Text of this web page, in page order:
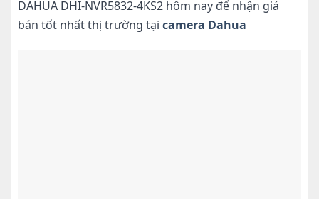
DAHUA DHI-NVR5832-4KS2 hôm nay để nhận giá
bán tốt nhất thị trường tại camera Dahua